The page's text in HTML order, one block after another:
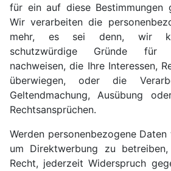
für ein auf diese Bestimmungen
Wir verarbeiten die
mehr, es sei denn, wir
schutzwürdige Gründe für
nachweisen, die Ihre Interessen,
überwiegen, oder die
Geltendmachung, Ausübung
Rechtsansprüchen.
Werden personenbezogene
um Direktwerbung zu
Recht, jederzeit Widerspruch